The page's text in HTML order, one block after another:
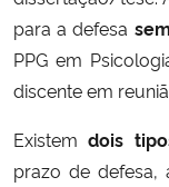
Ministério do Turismo
Ministério do
Controladoria-Geral da
para a defesa
PPG em
discente em
Existemdois
prazo de